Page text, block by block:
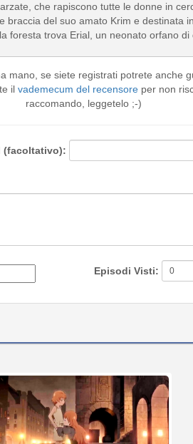
che rapiscono tutte le donne in
braccia del suo amato Krim e destinata
foresta trova Erial, un neonato orfano
mano, se siete registrati potrete anche
il vademecum del recensore per non
raccomando, leggetelo ;-)
(facoltativo):
Episodi Visti: